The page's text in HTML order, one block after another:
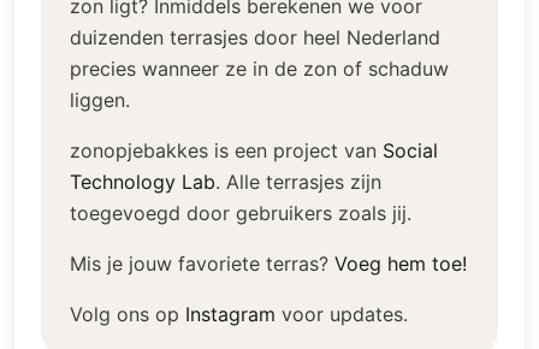
zon ligt? Inmiddels berekenen we voor
duizenden terrasjes door heel Nederland
precies wanneer ze in de zon of schaduw
liggen.
zonopjebakkes is een project van Social
Technology Lab. Alle terrasjes zijn
toegevoegd door gebruikers zoals jij.
Mis je jouw favoriete terras? Voeg hem toe!
Volg ons op Instagram voor updates.